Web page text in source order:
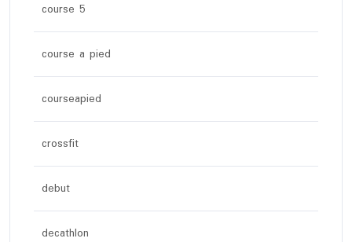
course 5
course a pied
courseapied
crossfit
debut
decathlon